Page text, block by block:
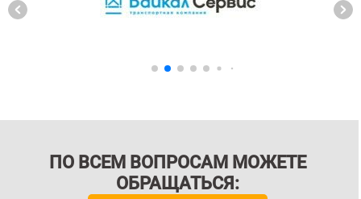
ПО ВСЕМ ВОПРОСАМ МОЖЕТЕ
ОБРАЩАТЬСЯ: